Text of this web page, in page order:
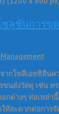
ซลูชันการขุ
ากโพลีเอทธิลีน
นส่งวัสดุ เช่น ท
กต่างๆ ท่อเหล่
ห้สะดวกต่อการ